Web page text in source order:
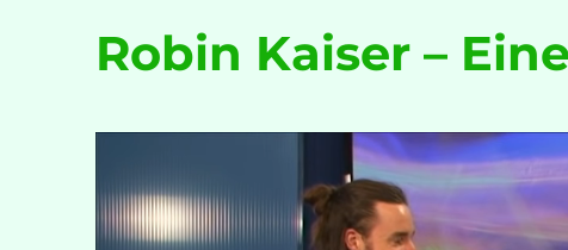
Robin Kaiser –